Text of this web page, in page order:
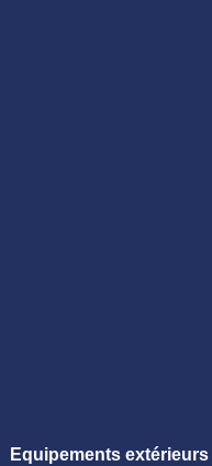
Equipements extérieurs